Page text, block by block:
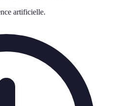
artificielle.